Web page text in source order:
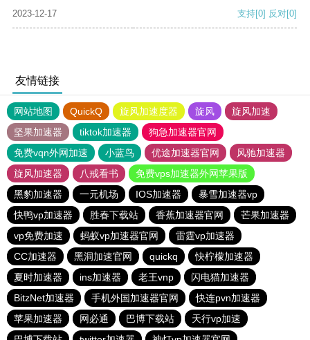
2023-12-17
支持[0] 反对[0]
友情链接
网站地图 QuickQ 旋风加速度器 旋风
旋风加速
坚果加速器
tiktok加速器
狗急加速器官网
免费vqn外网加速
小蓝鸟 优途加速器官网
风驰加速器
旋风加速器
八戒看书
免费vps加速器外网苹果版
黑豹加速器
一元机场 IOS加速器
暴雪加速器vp
快鸭vp加速器
胜春下载站 香蕉加速器官网
芒果加速器
vp免费加速
蚂蚁vp加速器官网
雷霆vp加速器
CC加速器
黑洞加速官网 quickq
快柠檬加速器
夏时加速器
ins加速器 老王vnp
闪电猫加速器
BitzNet加速器
手机外国加速器官网
快连pvn加速器
苹果加速器
网必通 巴博下载站
天行vp加速